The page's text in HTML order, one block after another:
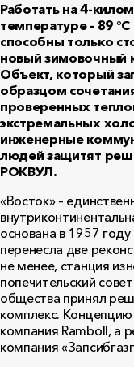
Работать на 4-
температуре - 89
способны только
новый зимовочный
Объект, который
образцом
проверенных
экстремальных
инженерные
людей защитят
РОКВУЛ.
«Восток» –
основана в 1957
перенесла две
не менее, станция
попечительский
общества принял
комплекс.
компания Ramboll, а
компания